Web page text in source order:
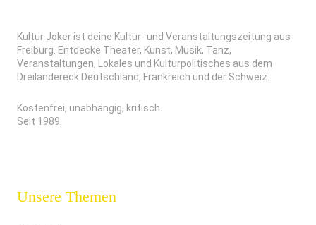
Kultur Joker ist deine Kultur- und Veranstaltungszeitung aus
Freiburg. Entdecke Theater, Kunst, Musik, Tanz,
Veranstaltungen, Lokales und Kulturpolitisches aus dem
Dreiländereck Deutschland, Frankreich und der Schweiz.
Kostenfrei, unabhängig, kritisch.
Seit 1989.
Unsere Themen